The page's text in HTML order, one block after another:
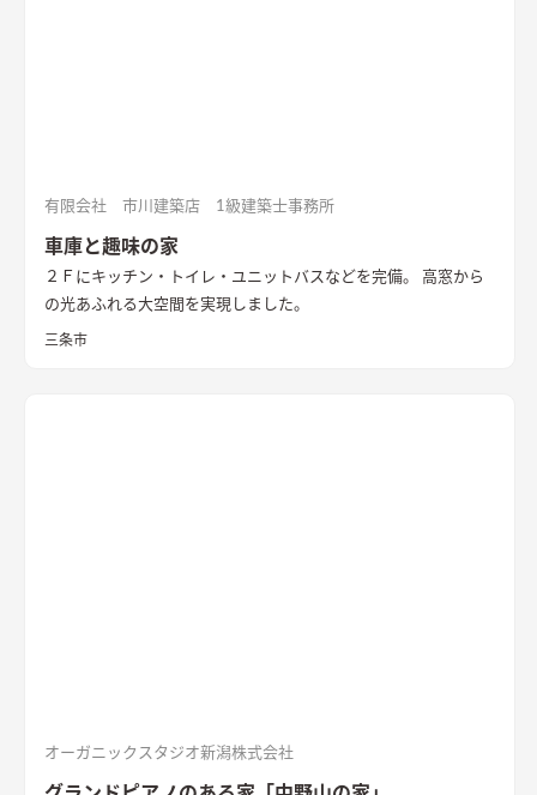
有限会社 市川建築店 1級建築士事務所
車庫と趣味の家
２Ｆにキッチン・トイレ・ユニットバスなどを完備。 高窓から
の光あふれる大空間を実現しました。
三条市
オーガニックスタジオ新潟株式会社